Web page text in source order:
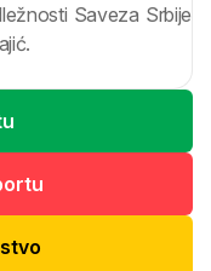
Saveza Srbije